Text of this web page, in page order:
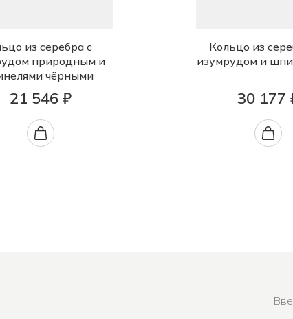
из серебра с
природным и
чёрными
21 546 ₽
Кольцо из
изумрудом и
30 177